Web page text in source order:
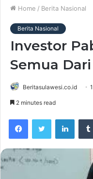
Home / Berita Nasional
Berita Nasional
Investor
Semua
Beritasulawesi.co.id
2 minutes read